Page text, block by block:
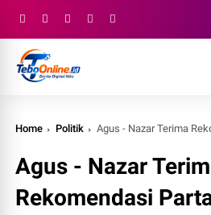
Home Politik Agus - Nazar Terima
Agus - Nazar
Rekomendasi